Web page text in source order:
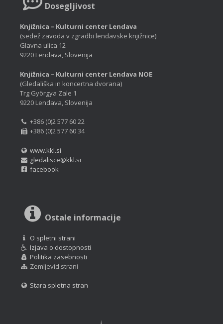
Dosegljivost
Knjižnica – Kulturni center Lendava
(sedež zavoda v zgradbi lendavske knjižnice)
Glavna ulica 12
9220 Lendava, Slovenija
Knjižnica – Kulturni center Lendava NOE
(Gledališka in koncertna dvorana)
Trg Györgya Zale 1
9220 Lendava, Slovenija
+386 (0)2 577 60 22
+386 (0)2 577 60 34
www.kkl.si
gledalisce@kkl.si
facebook
Ostale informacije
O spletni strani
Izjava o dostopnosti
Politika zasebnosti
Zemljevid strani
Stara spletna stran